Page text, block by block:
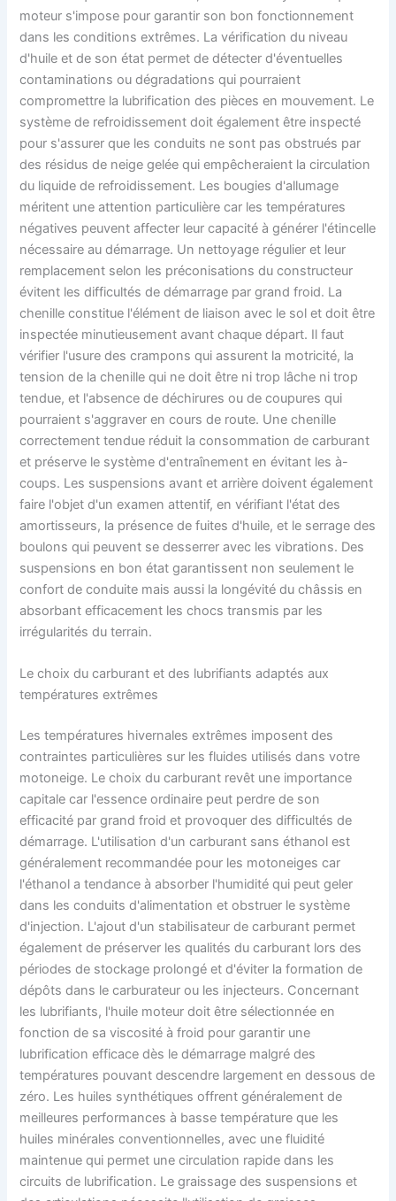
moteur s'impose pour garantir son bon fonctionnement
dans les conditions extrêmes. La vérification du niveau
d'huile et de son état permet de détecter d'éventuelles
contaminations ou dégradations qui pourraient
compromettre la lubrification des pièces en mouvement. Le
système de refroidissement doit également être inspecté
pour s'assurer que les conduits ne sont pas obstrués par
des résidus de neige gelée qui empêcheraient la circulation
du liquide de refroidissement. Les bougies d'allumage
méritent une attention particulière car les températures
négatives peuvent affecter leur capacité à générer l'étincelle
nécessaire au démarrage. Un nettoyage régulier et leur
remplacement selon les préconisations du constructeur
évitent les difficultés de démarrage par grand froid. La
chenille constitue l'élément de liaison avec le sol et doit être
inspectée minutieusement avant chaque départ. Il faut
vérifier l'usure des crampons qui assurent la motricité, la
tension de la chenille qui ne doit être ni trop lâche ni trop
tendue, et l'absence de déchirures ou de coupures qui
pourraient s'aggraver en cours de route. Une chenille
correctement tendue réduit la consommation de carburant
et préserve le système d'entraînement en évitant les à-
coups. Les suspensions avant et arrière doivent également
faire l'objet d'un examen attentif, en vérifiant l'état des
amortisseurs, la présence de fuites d'huile, et le serrage des
boulons qui peuvent se desserrer avec les vibrations. Des
suspensions en bon état garantissent non seulement le
confort de conduite mais aussi la longévité du châssis en
absorbant efficacement les chocs transmis par les
irrégularités du terrain.
Le choix du carburant et des lubrifiants adaptés aux
températures extrêmes
Les températures hivernales extrêmes imposent des
contraintes particulières sur les fluides utilisés dans votre
motoneige. Le choix du carburant revêt une importance
capitale car l'essence ordinaire peut perdre de son
efficacité par grand froid et provoquer des difficultés de
démarrage. L'utilisation d'un carburant sans éthanol est
généralement recommandée pour les motoneiges car
l'éthanol a tendance à absorber l'humidité qui peut geler
dans les conduits d'alimentation et obstruer le système
d'injection. L'ajout d'un stabilisateur de carburant permet
également de préserver les qualités du carburant lors des
périodes de stockage prolongé et d'éviter la formation de
dépôts dans le carburateur ou les injecteurs. Concernant
les lubrifiants, l'huile moteur doit être sélectionnée en
fonction de sa viscosité à froid pour garantir une
lubrification efficace dès le démarrage malgré des
températures pouvant descendre largement en dessous de
zéro. Les huiles synthétiques offrent généralement de
meilleures performances à basse température que les
huiles minérales conventionnelles, avec une fluidité
maintenue qui permet une circulation rapide dans les
circuits de lubrification. Le graissage des suspensions et